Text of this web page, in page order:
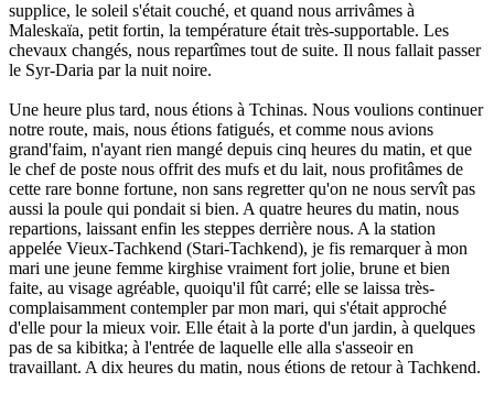
supplice, le soleil s'était couché, et quand nous arrivâmes à
Maleskaïa, petit fortin, la température était très-supportable. Les
chevaux changés, nous repartîmes tout de suite. Il nous fallait passer
le Syr-Daria par la nuit noire.
Une heure plus tard, nous étions à Tchinas. Nous voulions continuer
notre route, mais, nous étions fatigués, et comme nous avions
grand'faim, n'ayant rien mangé depuis cinq heures du matin, et que
le chef de poste nous offrit des mufs et du lait, nous profitâmes de
cette rare bonne fortune, non sans regretter qu'on ne nous servît pas
aussi la poule qui pondait si bien. A quatre heures du matin, nous
repartions, laissant enfin les steppes derrière nous. A la station
appelée Vieux-Tachkend (Stari-Tachkend), je fis remarquer à mon
mari une jeune femme kirghise vraiment fort jolie, brune et bien
faite, au visage agréable, quoiqu'il fût carré; elle se laissa très-
complaisamment contempler par mon mari, qui s'était approché
d'elle pour la mieux voir. Elle était à la porte d'un jardin, à quelques
pas de sa kibitka; à l'entrée de laquelle elle alla s'asseoir en
travaillant. A dix heures du matin, nous étions de retour à Tachkend.